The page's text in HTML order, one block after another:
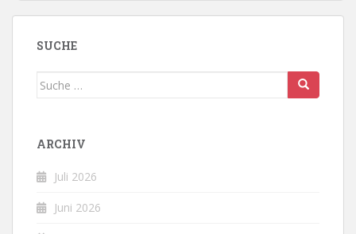
SUCHE
Suche
ARCHIV
Juli 2026
Juni 2026